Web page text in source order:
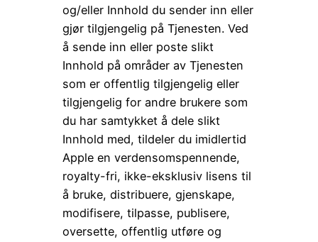
og/eller Innhold du sender inn eller
gjør tilgjengelig på Tjenesten. Ved
å sende inn eller poste slikt
Innhold på områder av Tjenesten
som er offentlig tilgjengelig eller
tilgjengelig for andre brukere som
du har samtykket å dele slikt
Innhold med, tildeler du imidlertid
Apple en verdensomspennende,
royalty-fri, ikke-eksklusiv lisens til
å bruke, distribuere, gjenskape,
modifisere, tilpasse, publisere,
oversette, offentlig utføre og